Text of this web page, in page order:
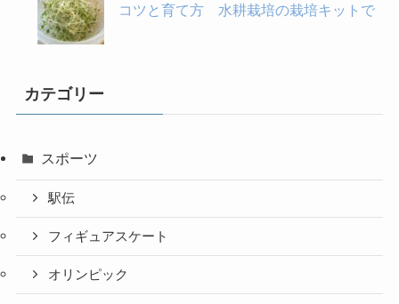
コツと育て方 水耕栽培の栽培キットで
カテゴリー
スポーツ
駅伝
フィギュアスケート
オリンピック